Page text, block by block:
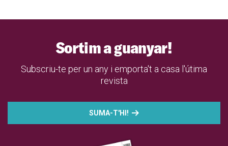
Sortim a guanyar!
Subscriu-te per un any i emporta't a casa l'útima
revista
SUMA-T'HI!